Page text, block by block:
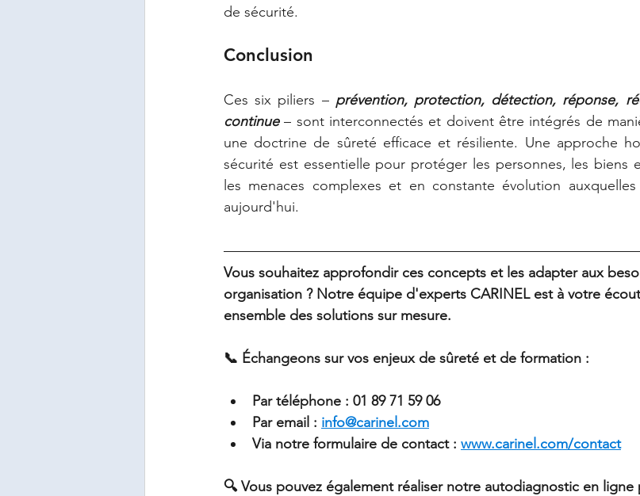
de sécurité.
Conclusion
Ces six piliers – prévention, protection, détection, réponse,
continue – sont interconnectés et doivent être intégrés de
une doctrine de sûreté efficace et résiliente. Une approche
sécurité est essentielle pour protéger les personnes, les biens
les menaces complexes et en constante évolution
aujourd'hui.
Vous souhaitez approfondir ces concepts et les adapter aux
organisation ? Notre équipe d'experts CARINEL est à votre
ensemble des solutions sur mesure.
📞 Échangeons sur vos enjeux de sûreté et de formation :
Par téléphone : 01 89 71 59 06
Par email : info@carinel.com
Via notre formulaire de contact : www.carinel.com/contact
🔍 Vous pouvez également réaliser notre autodiagnostic en